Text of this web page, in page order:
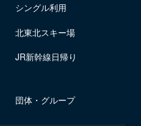
シングル利用
北東北スキー場
JR新幹線日帰り
団体・グループ